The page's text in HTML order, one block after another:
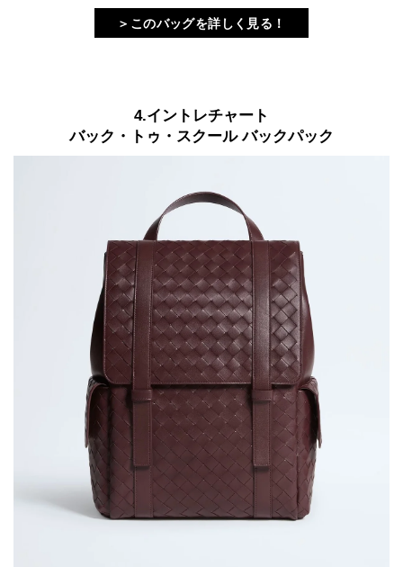
＞このバッグを詳しく見る！
4.イントレチャート
バック・トゥ・スクール バックパック